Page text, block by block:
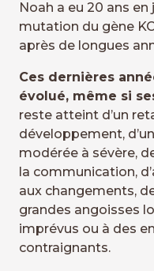
Noah a eu 20 ans
mutation du gène
après de longues
Ces dernières
évolué, même si
reste atteint d’un
développement,
modérée à sévère,
la communication,
aux changements,
grandes angoisses
imprévus ou à des
contraignants.